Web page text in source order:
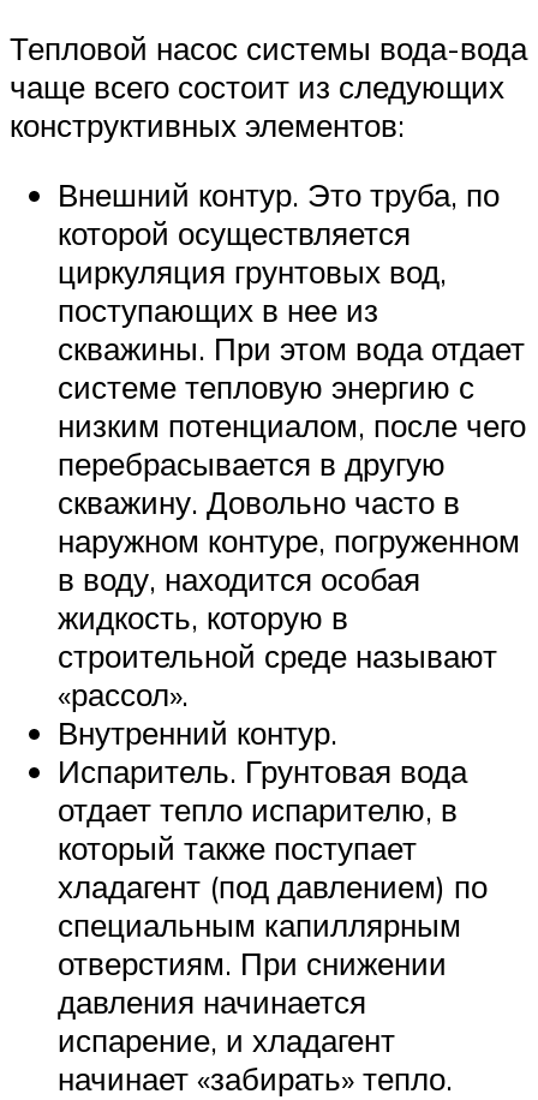
Тепловой насос системы вода-вода
чаще всего состоит из следующих
конструктивных элементов:
Внешний контур. Это труба, по
которой осуществляется
циркуляция грунтовых вод,
поступающих в нее из
скважины. При этом вода отдает
системе тепловую энергию с
низким потенциалом, после чего
перебрасывается в другую
скважину. Довольно часто в
наружном контуре, погруженном
в воду, находится особая
жидкость, которую в
строительной среде называют
«рассол».
Внутренний контур.
Испаритель. Грунтовая вода
отдает тепло испарителю, в
который также поступает
хладагент (под давлением) по
специальным капиллярным
отверстиям. При снижении
давления начинается
испарение, и хладагент
начинает «забирать» тепло.